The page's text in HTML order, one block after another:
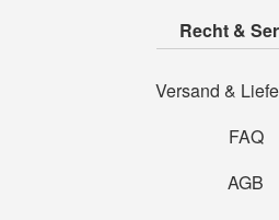
Recht &
Versand &
FAQ
AGB